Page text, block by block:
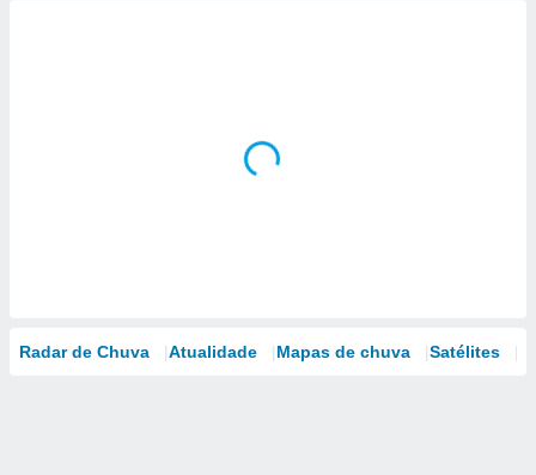
Radar de Chuva Atualidade Mapas de chuva Satélites